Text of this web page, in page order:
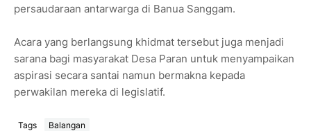
persaudaraan antarwarga di Banua Sanggam.
Acara yang berlangsung khidmat tersebut juga menjadi
sarana bagi masyarakat Desa Paran untuk menyampaikan
aspirasi secara santai namun bermakna kepada
perwakilan mereka di legislatif.
Tags Balangan